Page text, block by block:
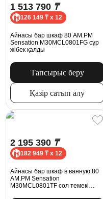
1 513 790 ₸
126 149 ₸ x 12
Айнасы бар шкаф 80 AM.PM
Sensation M30MCL0801FG сұр
жібек қалды
Тапсырыс беру
Қазір сатып алу
2 195 390 ₸
182 949 ₸ x 12
Айнасы бар шкаф в ванную 80
AM.PM Sensation
M30MCL0801TF сол темекі